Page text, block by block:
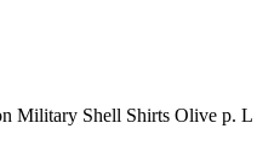
Мilitary Shell Shirts Olive р. L